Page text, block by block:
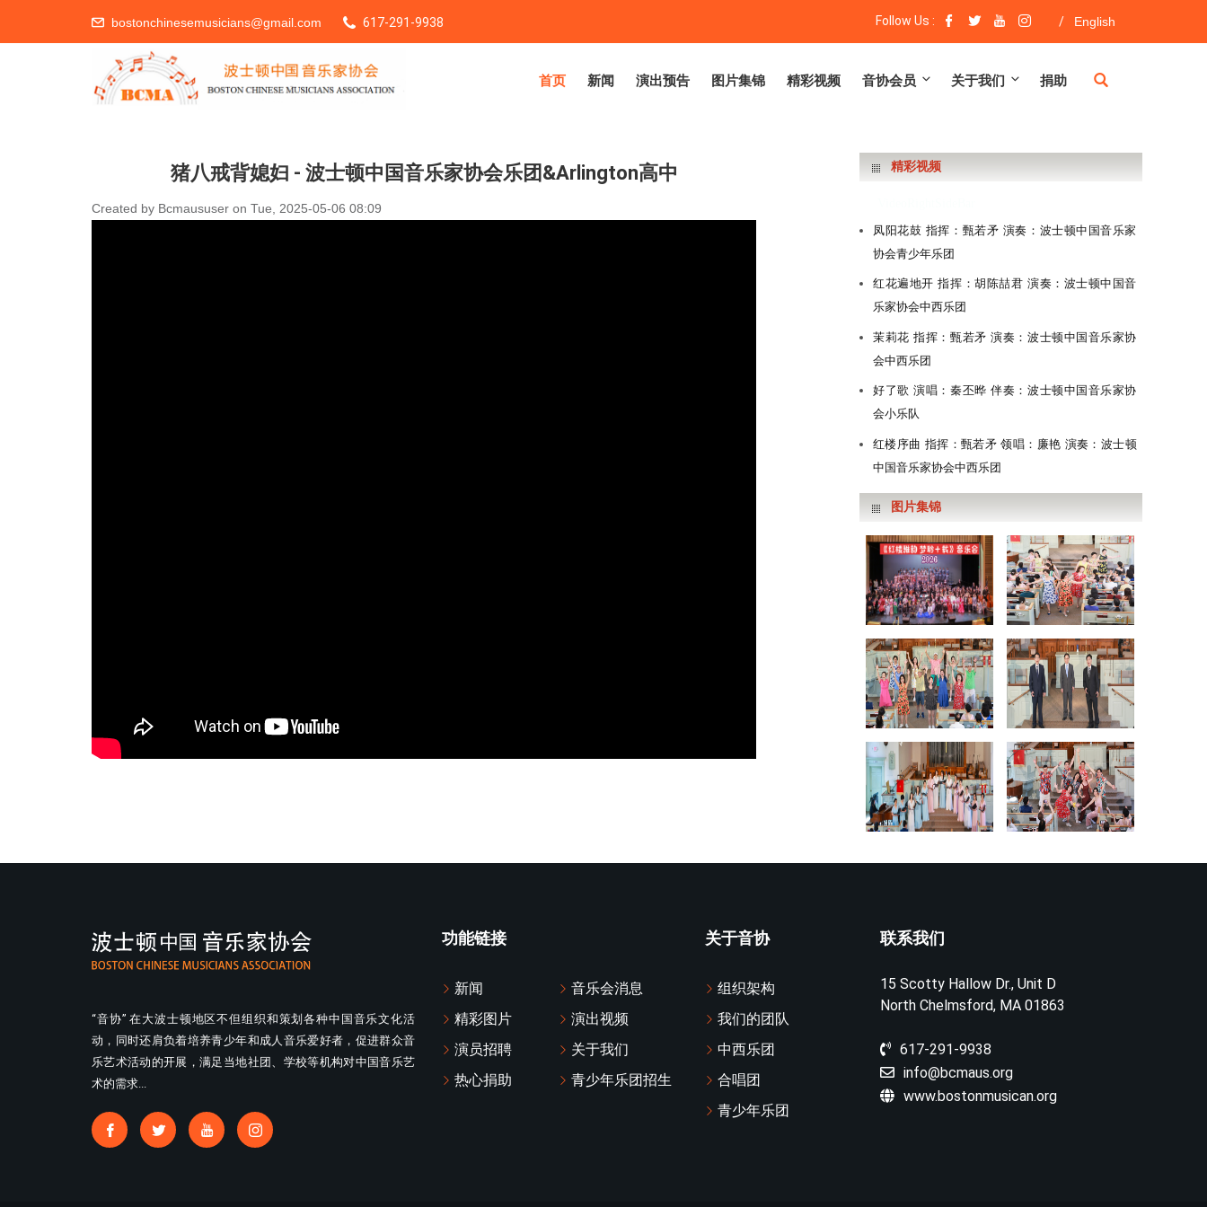
bostonchinesemusicians@gmail.com 617-291-9938 Follow Us : / English
首页 新闻 演出预告 图片集锦 精彩视频 音协会员 关于我们 捐助
You Are Here
猪八戒背媳妇 - 波士顿中国音乐家协会乐团&Arlington高中
Created by Bcmaususer on Tue, 2025-05-06 08:09
精彩视频
凤阳花鼓 指挥：甄若矛 演奏：波士顿中国音乐家
协会青少年乐团
红花遍地开 指挥：胡陈喆君 演奏：波士顿中国音
乐家协会中西乐团
茉莉花 指挥：甄若矛 演奏：波士顿中国音乐家协
会中西乐团
好了歌 演唱：秦丕晔 伴奏：波士顿中国音乐家协
会小乐队
红楼序曲 指挥：甄若矛 领唱：廉艳 演奏：波士顿
中国音乐家协会中西乐团
图片集锦
“音协” 在大波士顿地区不但组织和策划各种中国音乐文化活
动，同时还肩负着培养青少年和成人音乐爱好者，促进群众音
乐艺术活动的开展，满足当地社团、学校等机构对中国音乐艺
术的需求...
功能链接
新闻
音乐会消息
精彩图片
演出视频
演员招聘
关于我们
热心捐助
青少年乐团招生
关于音协
组织架构
我们的团队
中西乐团
合唱团
青少年乐团
联系我们
15 Scotty Hallow Dr., Unit D
North Chelmsford, MA 01863
617-291-9938
info@bcmaus.org
www.bostonmusican.org